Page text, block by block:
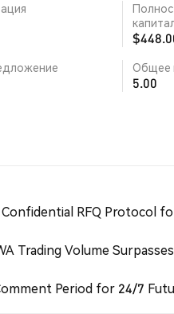
Общее
5.00
Confidential RFQ Protocol
Trading Volume
Period for 24/7